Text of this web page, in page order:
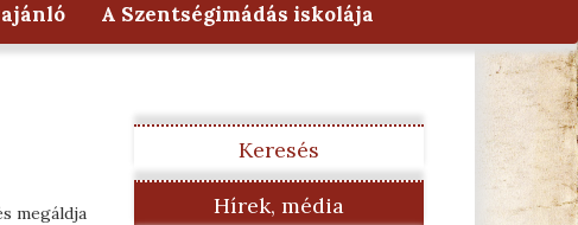
A Szentségimádás iskolája
megáldja
Keresés
Hírek, média